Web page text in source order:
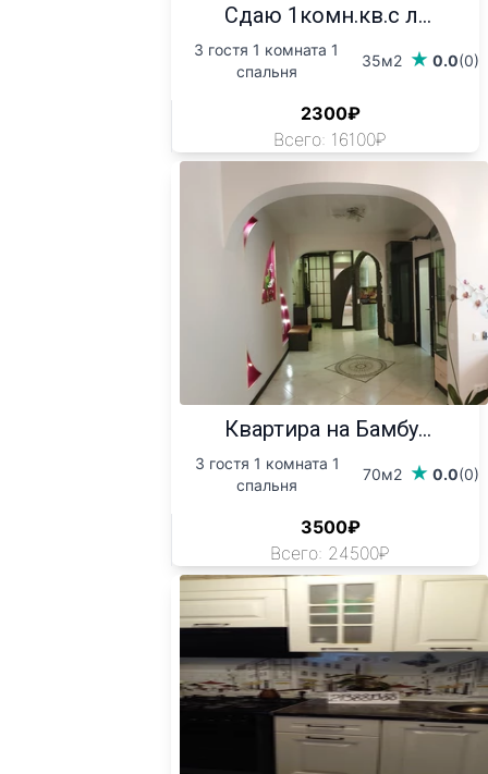
Сдаю 1комн.кв.с л...
3 гостя 1 комната 1
спальня
35м2 0.0(0)
2300₽
Всего: 16100₽
Квартира на Бамбу...
3 гостя 1 комната 1
спальня
70м2 0.0(0)
3500₽
Всего: 24500₽